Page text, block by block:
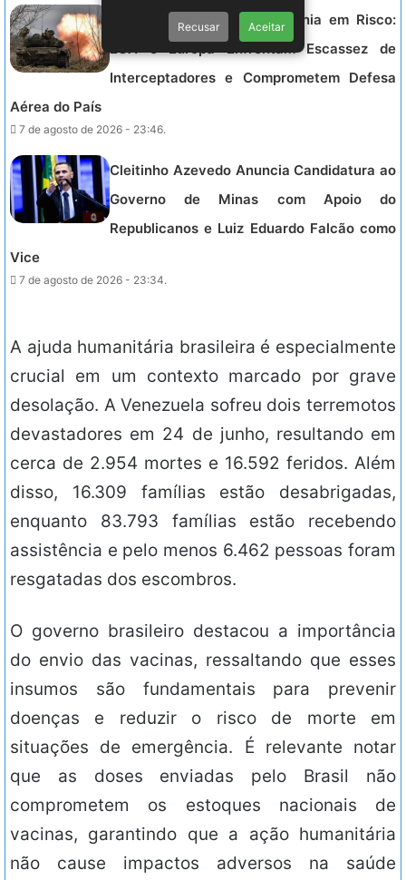
Escudo de Mísseis da Ucrânia em Risco:
EUA e Europa Enfrentam Escassez de
Interceptadores e Comprometem Defesa
Aérea do País
7 de agosto de 2026 - 23:46.
Cleitinho Azevedo Anuncia Candidatura ao
Governo de Minas com Apoio do
Republicanos e Luiz Eduardo Falcão como
Vice
7 de agosto de 2026 - 23:34.
A ajuda humanitária brasileira é especialmente
crucial em um contexto marcado por grave
desolação. A Venezuela sofreu dois terremotos
devastadores em 24 de junho, resultando em
cerca de 2.954 mortes e 16.592 feridos. Além
disso, 16.309 famílias estão desabrigadas,
enquanto 83.793 famílias estão recebendo
assistência e pelo menos 6.462 pessoas foram
resgatadas dos escombros.
O governo brasileiro destacou a importância
do envio das vacinas, ressaltando que esses
insumos são fundamentais para prevenir
doenças e reduzir o risco de morte em
situações de emergência. É relevante notar
que as doses enviadas pelo Brasil não
comprometem os estoques nacionais de
vacinas, garantindo que a ação humanitária
não cause impactos adversos na saúde
Recusar Aceitar